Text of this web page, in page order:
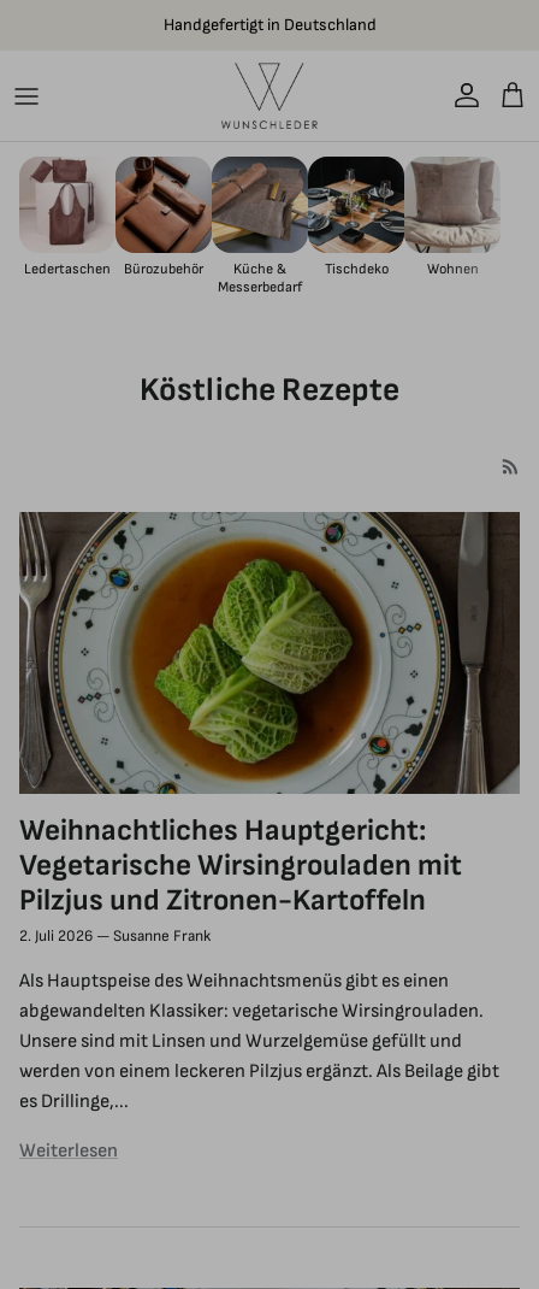
Handgefertigt in Deutschland
Konto
Ledertaschen Bürozubehör
Küche &
Messerbedarf
Tischdeko Wohnen
Köstliche Rezepte
Weihnachtliches Hauptgericht:
Vegetarische Wirsingrouladen mit
Pilzjus und Zitronen-Kartoffeln
2. Juli 2026 —Susanne Frank
Als Hauptspeise des Weihnachtsmenüs gibt es einen
abgewandelten Klassiker: vegetarische Wirsingrouladen.
Unsere sind mit Linsen und Wurzelgemüse gefüllt und
werden von einem leckeren Pilzjus ergänzt. Als Beilage gibt
es Drillinge,...
Weiterlesen